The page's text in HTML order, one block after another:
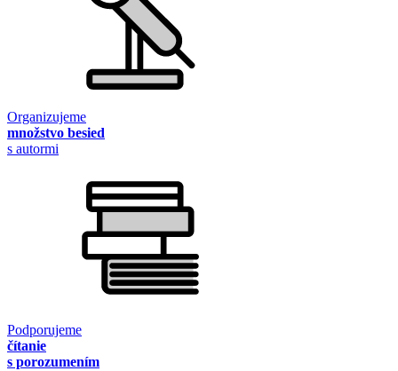
Organizujeme
množstvo besied
s autormi
Podporujeme
čítanie
s porozumením